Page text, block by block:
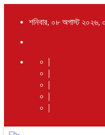
শনিবার, ০৮ অগাস্ট ২০২৬,